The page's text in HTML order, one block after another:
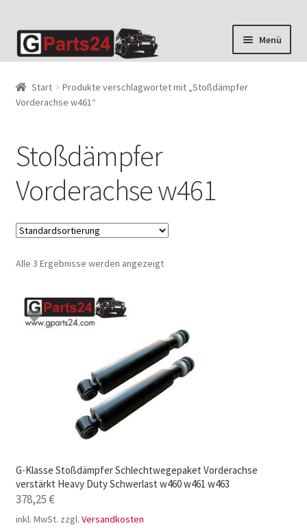
Zur
Navigation
Zum
Inhalt
Menü
Start
Produkte verschlagwortet mit „Stoßdämpfer
Vorderachse w461“
Stoßdämpfer
Vorderachse w461
Alle 3 Ergebnisse werden angezeigt
G-Klasse Stoßdämpfer Schlechtwegepaket Vorderachse
verstärkt Heavy Duty Schwerlast w460 w461 w463
378,25€
inkl. MwSt. zzgl. Versandkosten